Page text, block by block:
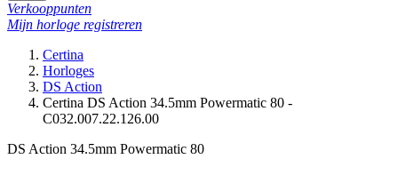
Verkooppunten
Mijn horloge registreren
Certina
Horloges
DS Action
Certina DS Action 34.5mm Powermatic 80 -
C032.007.22.126.00
DS Action 34.5mm Powermatic 80